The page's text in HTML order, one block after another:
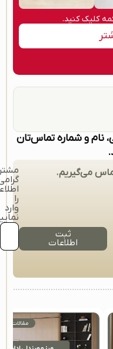
کلیک کنید.
نام و شماره تماس‌تان
می‌گیریم.
را
وارد
ثبت
اطلاعات
مقالات